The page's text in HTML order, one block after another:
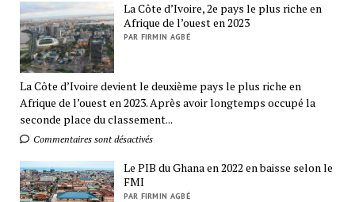
La Côte d’Ivoire, 2e pays le plus riche en
Afrique de l’ouest en 2023
PAR FIRMIN AGBÉ
La Côte d’Ivoire devient le deuxième pays le plus riche en
Afrique de l’ouest en 2023. Après avoir longtemps occupé la
seconde place du classement...
Commentaires sont désactivés
Le PIB du Ghana en 2022 en baisse selon le
FMI
PAR FIRMIN AGBÉ